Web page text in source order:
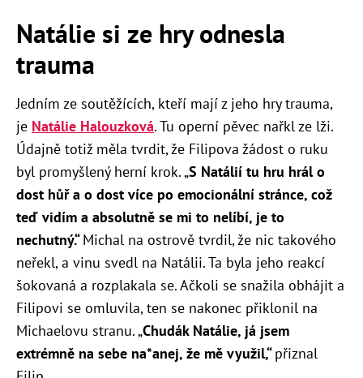
Natálie si ze hry odnesla
trauma
Jedním ze soutěžících, kteří mají z jeho hry trauma,
je Natálie Halouzková. Tu operní pěvec nařkl ze lži.
Údajně totiž měla tvrdit, že Filipova žádost o ruku
byl promyšlený herní krok. „S Natálií tu hru hrál o
dost hůř a o dost více po emocionální stránce, což
teď vidím a absolutně se mi to nelíbí, je to
nechutný.“Michal na ostrově tvrdil, že nic takového
neřekl, a vinu svedl na Natálii. Ta byla jeho reakcí
šokovaná a rozplakala se. Ačkoli se snažila obhájit a
Filipovi se omluvila, ten se nakonec přiklonil na
Michaelovu stranu. „Chudák Natálie, já jsem
extrémně na sebe na*anej, že mě využil,“přiznal